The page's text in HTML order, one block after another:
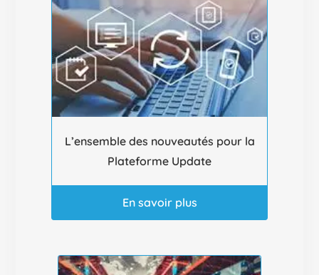
L’ensemble des nouveautés pour la
Plateforme Update
En savoir plus